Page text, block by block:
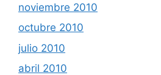
noviembre 2010
octubre 2010
julio 2010
abril 2010